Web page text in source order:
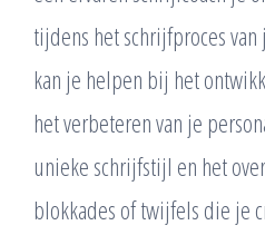
tijdens het schrijfproces
kan je helpen bij het
het verbeteren van je
unieke schrijfstijl en het
blokkades of twijfels die je